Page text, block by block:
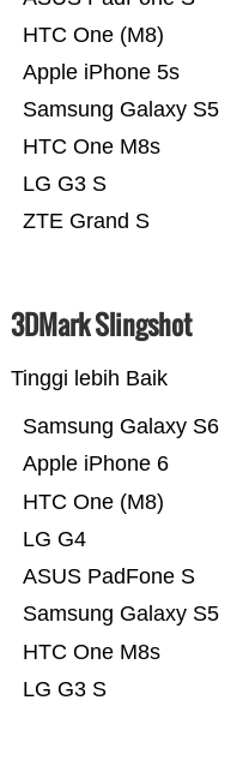
ZTE Grand S
LG G3 S
HTC One M8s
Samsung Galaxy S5
Apple iPhone 5s
HTC One (M8)
3DMark Slingshot
Tinggi lebih Baik
LG G3 S
HTC One M8s
Samsung Galaxy S5
ASUS PadFone S
LG G4
HTC One (M8)
Apple iPhone 6
Samsung Galaxy S6